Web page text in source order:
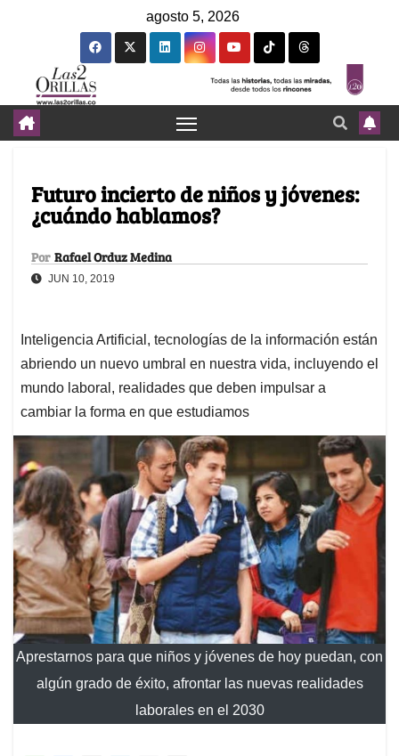
agosto 5, 2026
Futuro incierto de niños y jóvenes:
¿cuándo hablamos?
Por Rafael Orduz Medina
JUN 10, 2019
Inteligencia Artificial, tecnologías de la información están
abriendo un nuevo umbral en nuestra vida, incluyendo el
mundo laboral, realidades que deben impulsar a
cambiar la forma en que estudiamos
Aprestarnos para que niños y jóvenes de hoy puedan, con
algún grado de éxito, afrontar las nuevas realidades
laborales en el 2030